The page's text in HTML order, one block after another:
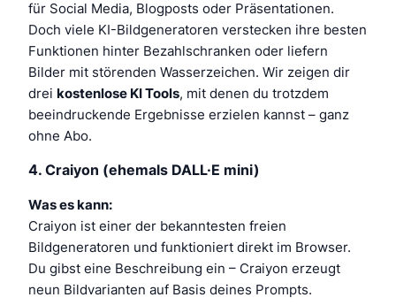
für Social Media, Blogposts oder Präsentationen.
Doch viele KI-Bildgeneratoren verstecken ihre besten
Funktionen hinter Bezahlschranken oder liefern
Bilder mit störenden Wasserzeichen. Wir zeigen dir
drei kostenlose KI Tools, mit denen du trotzdem
beeindruckende Ergebnisse erzielen kannst – ganz
ohne Abo.
4. Craiyon (ehemals DALL·E mini)
Was es kann:
Craiyon ist einer der bekanntesten freien
Bildgeneratoren und funktioniert direkt im Browser.
Du gibst eine Beschreibung ein – Craiyon erzeugt
neun Bildvarianten auf Basis deines Prompts.